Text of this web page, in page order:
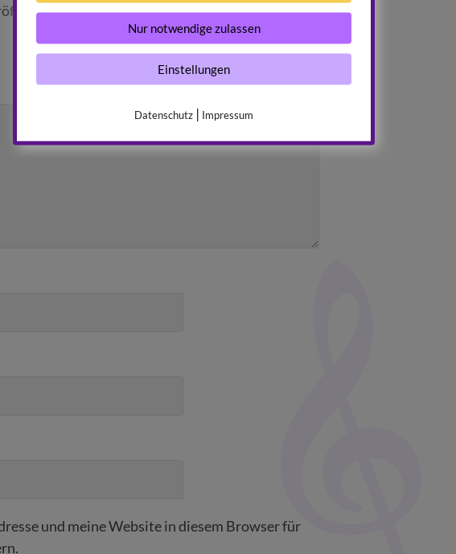
Erforderliche Felder sind mit*markiert
und meine Website in diesem Browser für
Nur notwendige zulassen
Einstellungen
Datenschutz | Impressum